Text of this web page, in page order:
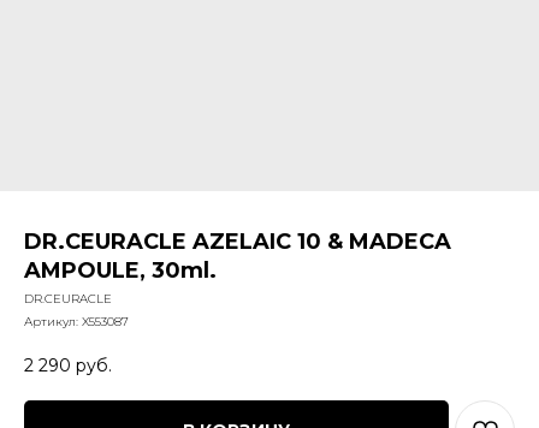
DR.CEURACLE AZELAIC 10 & MADECA
AMPOULE, 30ml.
DR.CEURACLE
Артикул: X553087
2 290 руб.